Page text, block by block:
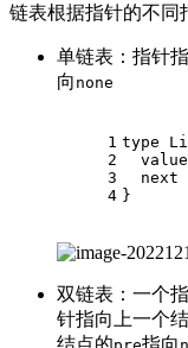
链表根据指针的不同
单链表：指针
向 none
1
2
3
4
type
  value
next
}
双链表：一个
针指向上一个